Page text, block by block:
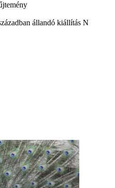
állandó kiállítás N